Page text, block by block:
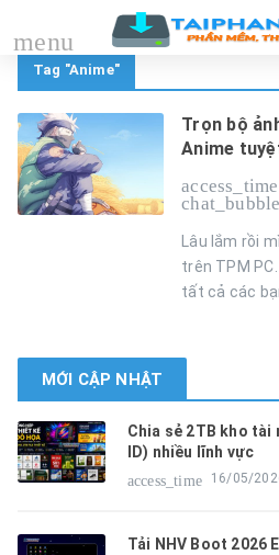
Tag "Anime"
Trọn bộ
Anime
access_time
Lâu lắm rồi
trên TPM
tất cả các
MỚI CẬP NHẬT
Chia sẻ 2TB kho tài
ID) nhiều lĩnh vực
access_time
16/05/
Tải NHV Boot 2026
menu